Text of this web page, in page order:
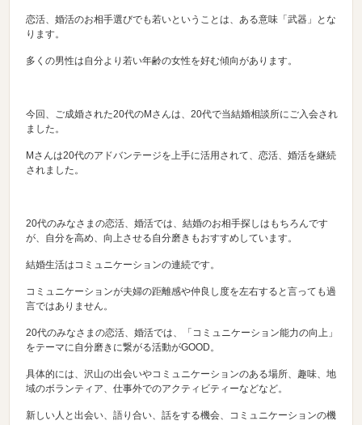
恋活、婚活のお相手選びでも若いということは、ある意味「武器」とな
ります。
多くの男性は自分より若い年齢の女性を好む傾向があります。
今回、ご成婚された20代のMさんは、20代で当結婚相談所にご入会され
ました。
Mさんは20代のアドバンテージを上手に活用されて、恋活、婚活を継続
されました。
20代のみなさまの恋活、婚活では、結婚のお相手探しはもちろんです
が、自分を高め、向上させる自分磨きもおすすめしています。
結婚生活はコミュニケーションの連続です。
コミュニケーションが夫婦の距離感や仲良し度を左右すると言っても過
言ではありません。
20代のみなさまの恋活、婚活では、「コミュニケーション能力の向上」
をテーマに自分磨きに繋がる活動がGOOD。
具体的には、沢山の出会いやコミュニケーションのある場所、趣味、地
域のボランティア、仕事外でのアクティビティーなどなど。
新しい人と出会い、語り合い、話をする機会、コミュニケーションの機